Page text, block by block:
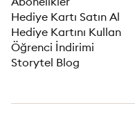
Hediye Kartı Satın Al
Hediye Kartını Kullan
Öğrenci İndirimi
Storytel Blog